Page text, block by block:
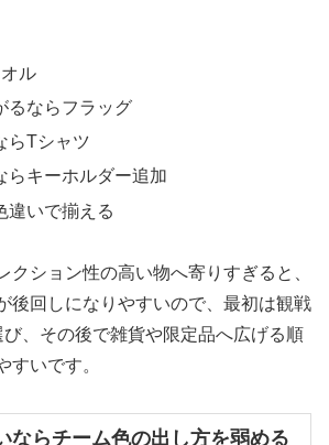
ル
るならフラッグ
らTシャツ
らキーホルダー追加
違いで揃える
クション性の高い物へ寄りすぎると、
後回しになりやすいので、最初は観戦
、その後で雑貨や限定品へ広げる順
すいです。
ならチーム色の出し方を弱める